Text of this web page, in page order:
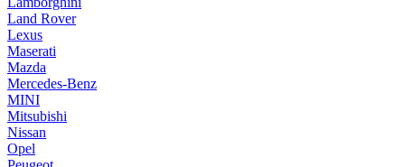
Land Rover
Lexus
Maserati
Mazda
Mercedes-Benz
MINI
Mitsubishi
Nissan
Opel